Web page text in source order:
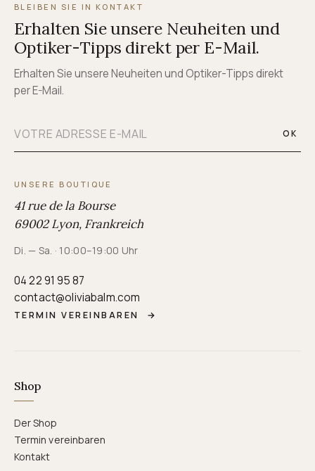
BLEIBEN SIE IN KONTAKT
Erhalten Sie unsere Neuheiten und
Optiker-Tipps direkt per E-Mail.
Erhalten Sie unsere Neuheiten und Optiker-Tipps direkt
per E-Mail.
OK
UNSERE BOUTIQUE
41 rue de la Bourse
69002 Lyon, Frankreich
Di. — Sa. · 10:00–19:00 Uhr
04 22 91 95 87
contact@oliviabalm.com
TERMIN VEREINBAREN →
Shop
Der Shop
Termin vereinbaren
Kontakt